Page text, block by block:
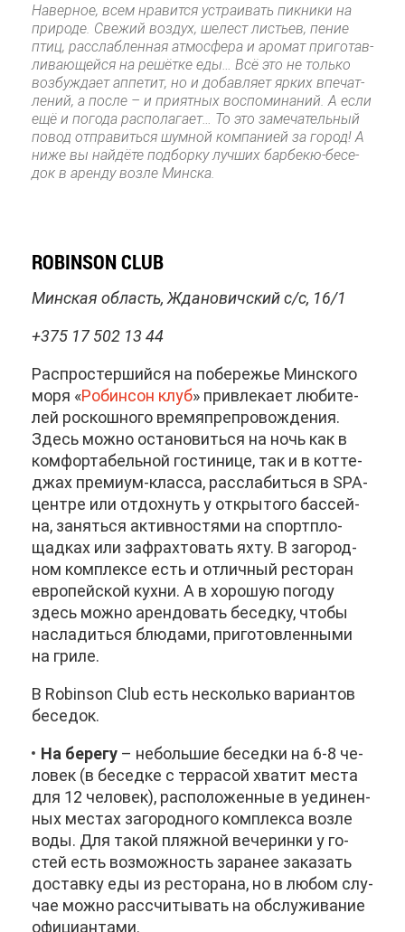
На­вер­ное, всем нра­вит­ся устра­и­вать пик­ни­ки на
при­ро­де. Све­жий воз­дух, ше­лест ли­стьев, пе­ние
птиц, рас­слаб­лен­ная ат­мо­сфе­ра и аро­мат при­го­тав­
ли­ва­ю­щей­ся на ре­шёт­ке еды… Всё это не толь­ко
воз­буж­да­ет ап­пе­тит, но и до­бав­ля­ет яр­ких впе­чат­
ле­ний, а по­сле – и при­ят­ных вос­по­ми­на­ний. А ес­ли
ещё и по­го­да рас­по­ла­га­ет… То это за­ме­ча­тель­ный
по­вод от­пра­вить­ся шум­ной ком­па­ни­ей за го­род! А
ни­же вы най­дё­те под­бор­ку луч­ших бар­бекю-бе­се­
док в арен­ду воз­ле Мин­ска.
ROBINSON CLUB
Мин­ская об­ласть, Жда­но­вич­ский с/с, 16/1
+375 17 502 13 44
Рас­про­стер­ший­ся на по­бе­ре­жье Мин­ско­го
мо­ря «Ро­бин­сон клуб» при­вле­ка­ет лю­би­те­
лей рос­кош­но­го вре­мя­пре­про­вож­де­ния.
Здесь мож­но оста­но­вить­ся на ночь как в
ком­фор­та­бель­ной го­сти­ни­це, так и в кот­те­
джах пре­ми­ум-клас­са, рас­сла­бить­ся в SPA-
цен­тре или от­дох­нуть у от­кры­то­го бас­сей­
на, за­нять­ся ак­тив­но­стя­ми на спорт­пло­
щад­ках или за­фрах­то­вать ях­ту. В за­го­род­
ном ком­плек­се есть и от­лич­ный ре­сто­ран
ев­ро­пей­ской кух­ни. А в хо­ро­шую по­го­ду
здесь мож­но арен­до­вать бе­сед­ку, что­бы
на­сла­дить­ся блю­да­ми, при­го­тов­лен­ны­ми
на гри­ле.
В Robinson Club есть несколь­ко ва­ри­ан­тов
бе­се­док.
На бе­ре­гу – неболь­шие бе­сед­ки на 6-8 че­
ло­век (в бе­сед­ке с тер­ра­сой хва­тит ме­ста
для 12 че­ло­век), рас­по­ло­жен­ные в уеди­нен­
ных ме­стах за­го­род­но­го ком­плек­са воз­ле
во­ды. Для та­кой пляж­ной ве­че­рин­ки у го­
стей есть воз­мож­ность за­ра­нее за­ка­зать
до­став­ку еды из ре­сто­ра­на, но в лю­бом слу­
чае мож­но рас­счи­ты­вать на об­слу­жи­ва­ние
офи­ци­ан­та­ми.